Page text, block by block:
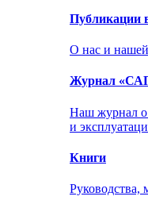
О нас и нашей
Журнал
Наш журнал о
и
Книги
Руководства,